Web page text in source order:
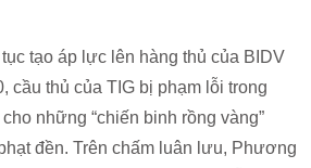
tạo áp lực lên hàng thủ của BIDV
cầu thủ của TIG bị phạm lỗi trong
những “chiến binh rồng vàng”
đền. Trên chấm luân lưu, Phương